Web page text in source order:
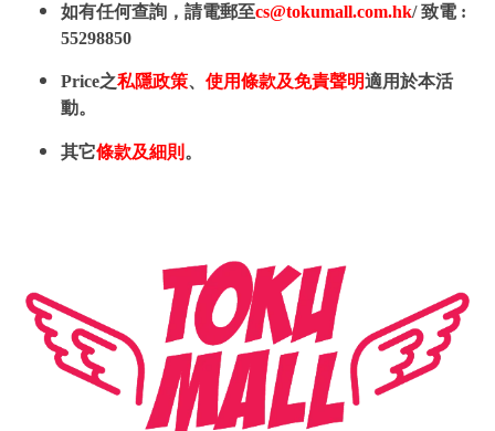
如有任何查詢，請電郵至cs@tokumall.com.hk/ 致電 :
55298850
Price之私隱政策、 使用條款及免責聲明適用於本活
動。
其它條款及細則 。